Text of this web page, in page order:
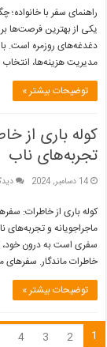
راهنمای سفر با خانواده؛
یکی از بهترین فرصت‌ها
دغدغه‌های روزمره است. با
مدیریت هزینه‌ها،
توضیحات بیشتر »
کوله باری از
تجربه‌های ناب
14 دسامبر, 2024
کوله باری از خاطرات:
ماجراجویانه و تجربه‌های
سفری است به درون خود،
خاطرات ماندگار. سفرهای
توضیحات بیشتر »
1
2
3
4